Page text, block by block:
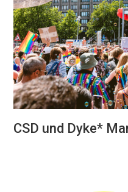
CSD und Dyke*